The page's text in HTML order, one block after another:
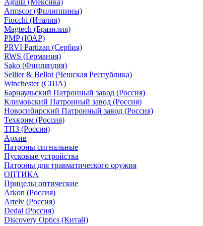
Aguila (Мексика)
Armscor (Филиппины)
Fiocchi (Италия)
Magtech (Бразилия)
PMP (ЮАР)
PRVI Partizan (Сербия)
RWS (Германия)
Sako (Финляндия)
Sellier & Bellot (Чешская Республика)
Winchester (США)
Барнаульский Патронный завод (Россия)
Климовский Патронный завод (Россия)
Новосибирский Патронный завод (Россия)
Техкрим (Россия)
ТПЗ (Россия)
Архив
Патроны сигнальные
Пусковые устройства
Патроны для травматического оружия
ОПТИКА
Прицелы оптические
Arkon (Россия)
Artelv (Россия)
Dedal (Россия)
Discovery Optics (Китай)